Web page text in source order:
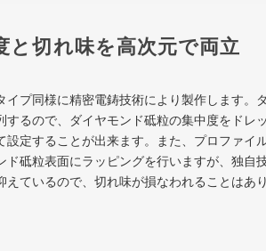
と切れ味を高次元で両立
イプ同様に精密電鋳技術により製作します。
するので、ダイヤモンド砥粒の集中度をドレ
設定することが出来ます。また、プロファイ
ド砥粒表面にラッピングを行いますが、独自
えているので、切れ味が損なわれることはあり